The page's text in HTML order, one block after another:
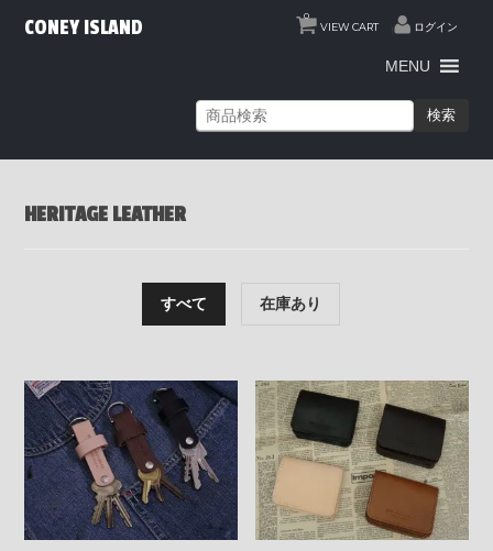
VIEW CART
0
ログイン
CONEY ISLAND
MENU
検索
HERITAGE LEATHER
すべて 在庫あり